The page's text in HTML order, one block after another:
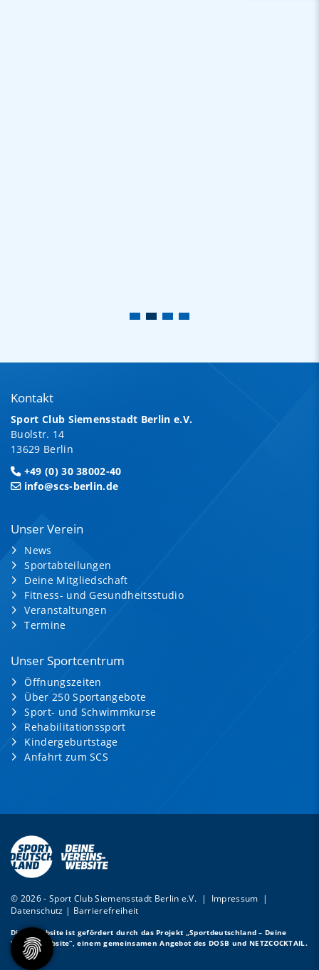
Kontakt
Sport Club Siemensstadt Berlin e.V.
Buolstr. 14
13629 Berlin
+49 (0) 30 38002-40
info@scs-berlin.de
Unser Verein
News
Sportabteilungen
Deine Mitgliedschaft
Fitness- und Gesundheitsstudio
Veranstaltungen
Termine
Unser Sportcentrum
Öffnungszeiten
Über 250 Sportangebote
Sport- und Schwimmkurse
Rehabilitationssport
Kindergeburtstage
Anfahrt zum SCS
© 2026 - Sport Club Siemensstadt Berlin e.V. | Impressum |
Datenschutz | Barrierefreiheit
Diese Website ist gefördert durch das Projekt „Sportdeutschland – Deine
Vereinswebsite”, einem gemeinsamen Angebot des DOSB und NETZCOCKTAIL.